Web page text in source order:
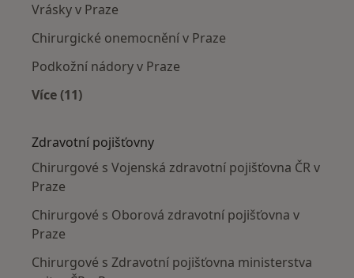
Vrásky v Praze
Chirurgické onemocnění v Praze
Podkožní nádory v Praze
Více (11)
Zdravotní pojišťovny
Chirurgové s Vojenská zdravotní pojišťovna ČR v
Praze
Chirurgové s Oborová zdravotní pojišťovna v
Praze
Chirurgové s Zdravotní pojišťovna ministerstva